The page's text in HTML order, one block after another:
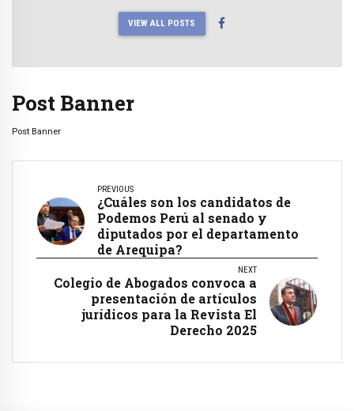
VIEW ALL POSTS
Post Banner
Post Banner
PREVIOUS
¿Cuáles son los candidatos de
Podemos Perú al senado y
diputados por el departamento
de Arequipa?
NEXT
Colegio de Abogados convoca a
presentación de artículos
jurídicos para la Revista El
Derecho 2025